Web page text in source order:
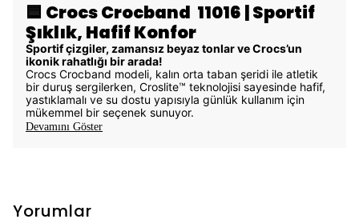
🟦 Crocs Crocband 11016 | Sportif
Şıklık, Hafif Konfor
Sportif çizgiler, zamansız beyaz tonlar ve Crocs’un
ikonik rahatlığı bir arada!
Crocs Crocband modeli, kalın orta taban şeridi ile atletik
bir duruş sergilerken, Croslite™ teknolojisi sayesinde hafif,
yastıklamalı ve su dostu yapısıyla günlük kullanım için
mükemmel bir seçenek sunuyor.
Devamını Göster
Yorumlar